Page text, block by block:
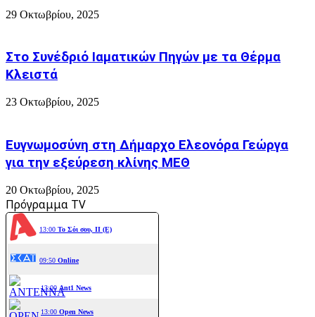
29 Οκτωβρίου, 2025
Στο Συνέδριό Ιαματικών Πηγών με τα Θέρμα
Κλειστά
23 Οκτωβρίου, 2025
Ευγνωμοσύνη στη Δήμαρχο Ελεονόρα Γεώργα
για την εξεύρεση κλίνης ΜΕΘ
20 Οκτωβρίου, 2025
Πρόγραμμα TV